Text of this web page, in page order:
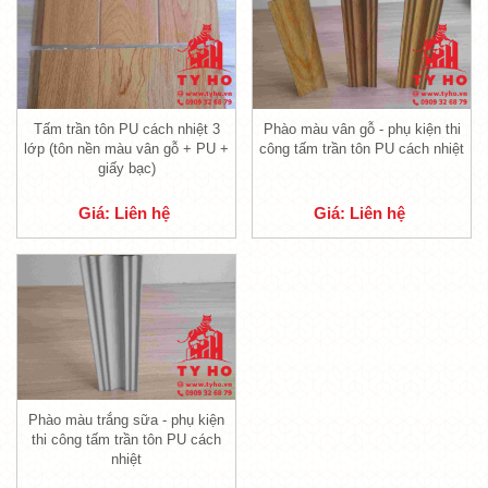
Mẫu trần tôn PU 3 lớp (tôn + PU + tôn/giấy
bạc)
Tấm trần tôn PU cách nhiệt
lớp, các lớp này được liên kết chặt chẽ với
Tấm trần tôn PU cách nhiệt 3
lớp (tôn nền màu vân gỗ + PU +
giấy bạc)
Giá: Liên hệ
Phào màu vân gỗ - phụ kiện thi
công tấm trần tôn PU cách nhiệt
Giá: Liên hệ
Phào màu trắng sữa - phụ kiện
thi công tấm trần tôn PU cách
nhiệt